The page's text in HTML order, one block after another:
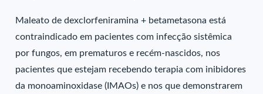
Maleato de dexclorfeniramina + betametasona está
contraindicado em pacientes com infecção sistêmica
por fungos, em prematuros e recém-nascidos, nos
pacientes que estejam recebendo terapia com inibidores
da monoaminoxidase (IMAOs) e nos que demonstrarem